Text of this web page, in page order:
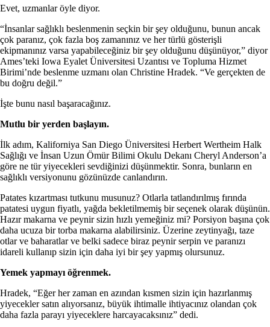
Evet, uzmanlar öyle diyor.
“İnsanlar sağlıklı beslenmenin seçkin bir şey olduğunu, bunun ancak
çok paranız, çok fazla boş zamanınız ve her türlü gösterişli
ekipmanınız varsa yapabileceğiniz bir şey olduğunu düşünüyor,” diyor
Ames’teki Iowa Eyalet Üniversitesi Uzantısı ve Topluma Hizmet
Birimi’nde beslenme uzmanı olan Christine Hradek. “Ve gerçekten de
bu doğru değil.”
İşte bunu nasıl başaracağınız.
Mutlu bir yerden başlayın.
İlk adım, Kaliforniya San Diego Üniversitesi Herbert Wertheim Halk
Sağlığı ve İnsan Uzun Ömür Bilimi Okulu Dekanı Cheryl Anderson’a
göre ne tür yiyecekleri sevdiğinizi düşünmektir. Sonra, bunların en
sağlıklı versiyonunu gözünüzde canlandırın.
Patates kızartması tutkunu musunuz? Otlarla tatlandırılmış fırında
patatesi uygun fiyatlı, yağda bekletilmemiş bir seçenek olarak düşünün.
Hazır makarna ve peynir sizin hızlı yemeğiniz mi? Porsiyon başına çok
daha ucuza bir torba makarna alabilirsiniz. Üzerine zeytinyağı, taze
otlar ve baharatlar ve belki sadece biraz peynir serpin ve paranızı
idareli kullanıp sizin için daha iyi bir şey yapmış olursunuz.
Yemek yapmayı öğrenmek.
Hradek, “Eğer her zaman en azından kısmen sizin için hazırlanmış
yiyecekler satın alıyorsanız, büyük ihtimalle ihtiyacınız olandan çok
daha fazla parayı yiyeceklere harcayacaksınız” dedi.